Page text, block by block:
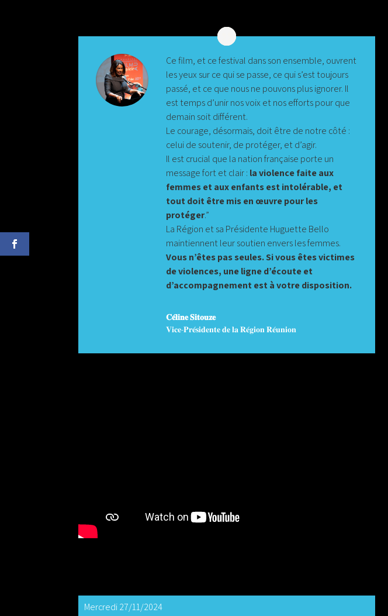
Ce film, et ce festival dans son ensemble, ouvrent
les yeux sur ce qui se passe, ce qui s’est toujours
passé, et ce que nous ne pouvons plus ignorer. Il
est temps d’unir nos voix et nos efforts pour que
demain soit différent.
Le courage, désormais, doit être de notre côté :
celui de soutenir, de protéger, et d’agir.
Il est crucial que la nation française porte un
message fort et clair : la violence faite aux
femmes et aux enfants est intolérable, et
tout doit être mis en œuvre pour les
protéger.”
La Région et sa Présidente Huguette Bello
maintiennent leur soutien envers les femmes.
Vous n’êtes pas seules. Si vous êtes victimes
de violences, une ligne d’écoute et
d’accompagnement est à votre disposition.
𝐂𝐞́𝐥𝐢𝐧𝐞 𝐒𝐢𝐭𝐨𝐮𝐳𝐞
𝐕𝐢𝐜𝐞-𝐏𝐫𝐞́𝐬𝐢𝐝𝐞𝐧𝐭𝐞 𝐝𝐞 𝐥𝐚 𝐑𝐞́𝐠𝐢𝐨𝐧 𝐑𝐞́𝐮𝐧𝐢𝐨𝐧
Mercredi 27/11/2024